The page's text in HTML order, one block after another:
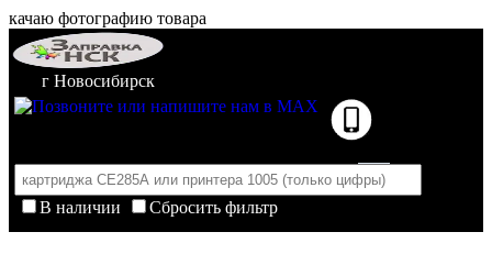
качаю фотографию товара
г Новосибирск
В наличии
Сбросить фильтр
Корзина пуста